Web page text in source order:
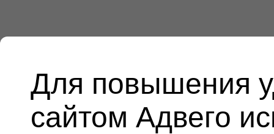
Для повышения
сайтом Адвего